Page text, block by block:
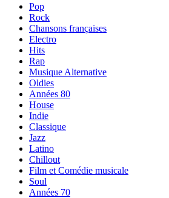
Pop
Rock
Chansons françaises
Electro
Hits
Rap
Musique Alternative
Oldies
Années 80
House
Indie
Classique
Jazz
Latino
Chillout
Film et Comédie musicale
Soul
Années 70